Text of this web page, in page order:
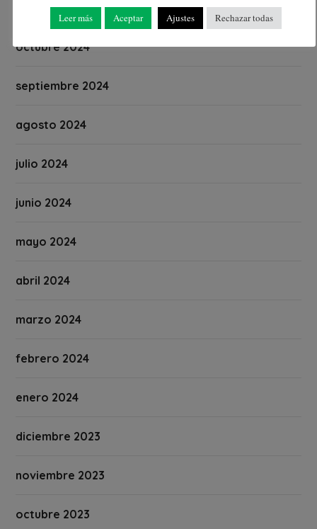
noviembre 2024
octubre 2024
septiembre 2024
agosto 2024
julio 2024
junio 2024
mayo 2024
abril 2024
marzo 2024
febrero 2024
enero 2024
diciembre 2023
noviembre 2023
octubre 2023
Leer más Aceptar Ajustes Rechazar todas